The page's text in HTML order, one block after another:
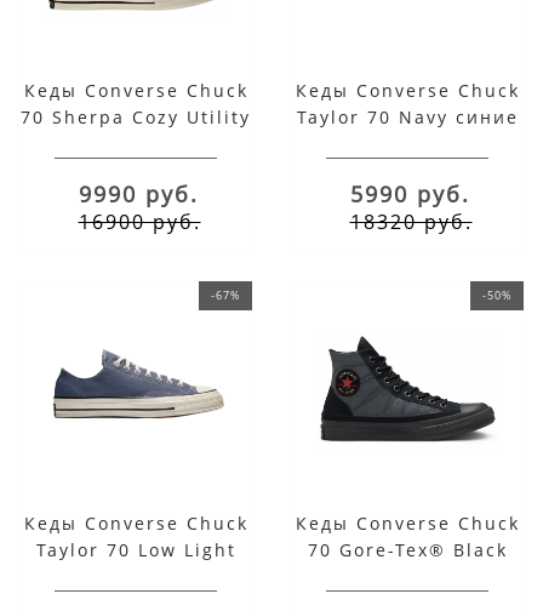
Кеды Converse Chuck
70 Sherpa Cozy Utility
9990 руб.
16900 руб.
Кеды Converse Chuck
Taylor 70 Navy синие
5990 руб.
18320 руб.
-67%
Кеды Converse Chuck
Taylor 70 Low Light
-50%
Кеды Converse Chuck
70 Gore-Tex® Black